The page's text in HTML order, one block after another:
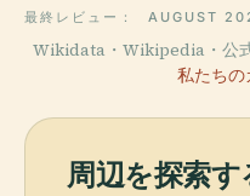
最終レビュー： AUGUST
Wikidata・Wikipedia・公式
私たち
周辺を探索す